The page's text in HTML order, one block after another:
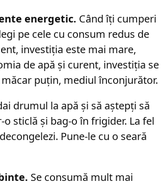
energetic. Când îți cumperi
pe cele cu consum redus de
investiția este mai mare,
de apă și curent, investiția se
puțin, mediul înconjurător.
drumul la apă și să aștepți să
sticlă și bag-o în frigider. La fel
Pune-le cu o seară
Se consumă mult mai